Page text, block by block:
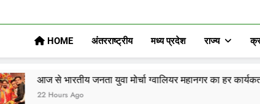
Yug
HOME अंतरराष्ट्रीय मध्य प्रदेश राज्य
जनता युवा मोर्चा ग्वालियर महानगर का हर कार्यकर्ता अपने आप को